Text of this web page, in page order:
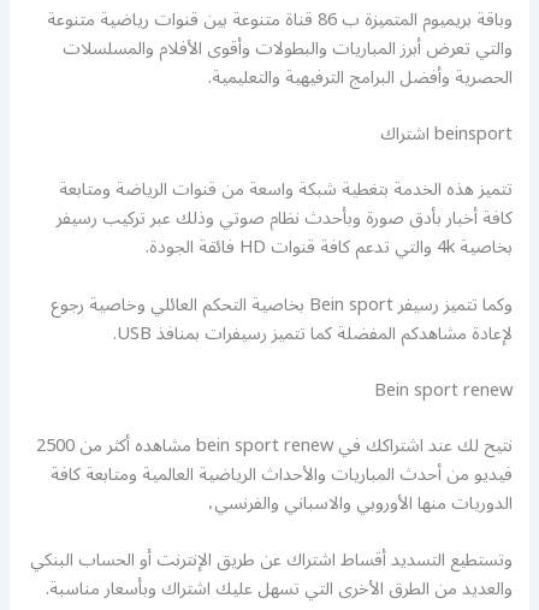
وباقة بريميوم المتميزة ب 86 قناة متنوعة بين قنوات رياضية متنوعة
والتي تعرض أبرز المباريات والبطولات وأقوى الأفلام والمسلسلات
الحصرية وأفضل البرامج الترفيهية والتعليمية.
beinsport اشتراك
تتميز هذه الخدمة بتغطية شبكة واسعة من قنوات الرياضة ومتابعة
كافة أخبار بأدق صورة وبأحدث نظام صوتي وذلك عبر تركيب رسيفر
بخاصية 4k والتي تدعم كافة قنوات HD فائقة الجودة.
وكما تتميز رسيفر Bein sport بخاصية التحكم العائلي وخاصية رجوع
لإعادة مشاهدكم المفضلة كما تتميز رسيفرات بمنافذ USB.
Bein sport renew
نتيح لك عند اشتراكك في bein sport renew مشاهده أكثر من 2500
فيديو من أحدث المباريات والأحداث الرياضية العالمية ومتابعة كافة
الدوريات منها الأوروبي والاسباني والفرنسي،
وتستطيع التسديد أقساط اشتراك عن طريق الإنترنت أو الحساب البنكي
والعديد من الطرق الأخرى التي تسهل عليك اشتراك وبأسعار مناسبة.